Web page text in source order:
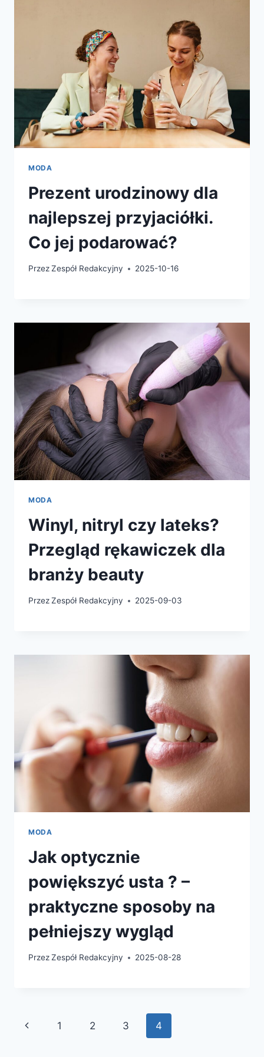
MODA
Prezent urodzinowy dla
najlepszej przyjaciółki.
Co jej podarować?
PrzezZespół Redakcyjny 2025-10-16
MODA
Winyl, nitryl czy lateks?
Przegląd rękawiczek dla
branży beauty
PrzezZespół Redakcyjny 2025-09-03
MODA
Jak optycznie
powiększyć usta ? –
praktyczne sposoby na
pełniejszy wygląd
PrzezZespół Redakcyjny 2025-08-28
Nawigacja
Poprzednia
1 2 3 4